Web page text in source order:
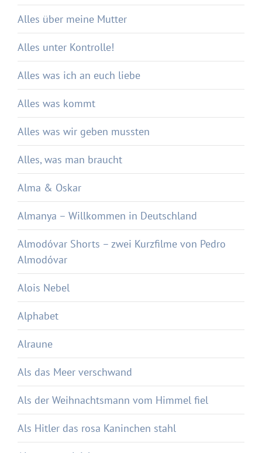
Alles über meine Mutter
Alles unter Kontrolle!
Alles was ich an euch liebe
Alles was kommt
Alles was wir geben mussten
Alles, was man braucht
Alma & Oskar
Almanya – Willkommen in Deutschland
Almodóvar Shorts – zwei Kurzfilme von Pedro
Almodóvar
Alois Nebel
Alphabet
Alraune
Als das Meer verschwand
Als der Weihnachtsmann vom Himmel fiel
Als Hitler das rosa Kaninchen stahl